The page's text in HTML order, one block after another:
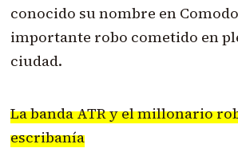
conocido su nombre en
importante robo cometido en
ciudad.
La banda ATR y el millonario
escribanía